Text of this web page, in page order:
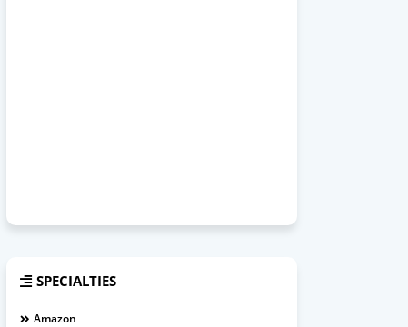
SPECIALTIES
Amazon